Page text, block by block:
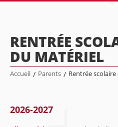
RENTRÉE
DU MATÉRIEL
Accueil / Parents / Rentrée
2026-2027